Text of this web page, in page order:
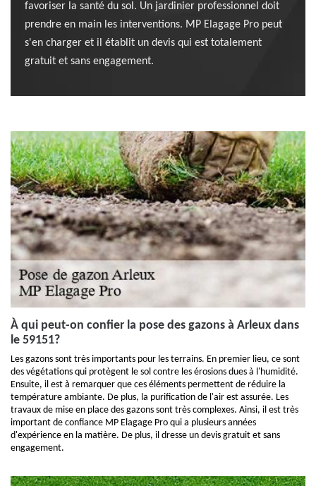
favoriser la santé du sol. Un jardinier professionnel doit
prendre en main les interventions. MP Elagage Pro peut
s'en charger et il établit un devis qui est totalement
gratuit et sans engagement.
À qui peut-on confier la pose des gazons à Arleux dans
le 59151?
Les gazons sont très importants pour les terrains. En premier lieu, ce sont
des végétations qui protègent le sol contre les érosions dues à l'humidité.
Ensuite, il est à remarquer que ces éléments permettent de réduire la
température ambiante. De plus, la purification de l'air est assurée. Les
travaux de mise en place des gazons sont très complexes. Ainsi, il est très
important de confiance MP Elagage Pro qui a plusieurs années
d'expérience en la matière. De plus, il dresse un devis gratuit et sans
engagement.